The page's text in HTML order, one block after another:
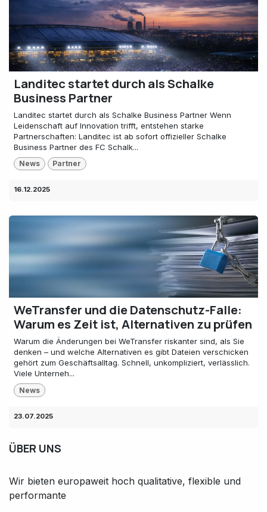
Landitec startet durch als Schalke
Business Partner
Landitec startet durch als Schalke Business Partner Wenn
Leidenschaft auf Innovation trifft, entstehen starke
Partnerschaften: Landitec ist ab sofort offizieller Schalke
Business Partner des FC Schalk...
News Partner
16.12.2025
WeTransfer und die Datenschutz-Falle:
Warum es Zeit ist, Alternativen zu prüfen
Warum die Änderungen bei WeTransfer riskanter sind, als Sie
denken – und welche Alternativen es gibt Dateien verschicken
gehört zum Geschäftsalltag. Schnell, unkompliziert, verlässlich.
Viele Unterneh...
News
23.07.2025
ÜBER UNS
Wir bieten europaweit hoch qualitative, flexible und
performante